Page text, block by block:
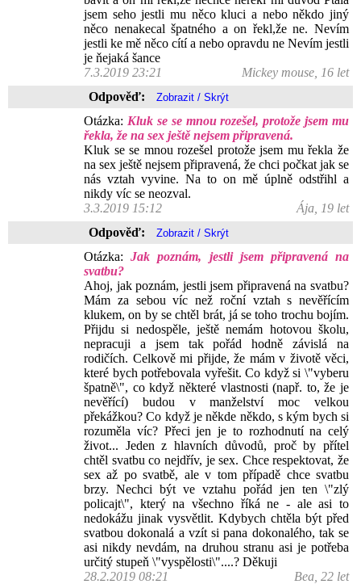
jsem seho jestli mu něco kluci a nebo někdo jiný
něco nenakecal špatného a on řekl,že ne. Nevím
jestli ke mě něco cítí a nebo opravdu ne Nevím jestli
je ňejaká šance
7.3.2019 23:21
Mickey mouse, 16 let
Odpověď:
Otázka: Kluk se se mnou rozešel, protože jsem mu
řekla, že na sex ještě nejsem připravená.
Kluk se se mnou rozešel protože jsem mu řekla že
na sex ještě nejsem připravená, že chci počkat jak se
nás vztah vyvine. Na to on mě úplně odstřihl a
nikdy víc se neozval.
3.3.2019 15:12
Ája, 19 let
Odpověď:
Otázka:Jak poznám, jestli jsem připravená na
svatbu?
Ahoj, jak poznám, jestli jsem připravená na svatbu?
Mám za sebou víc než roční vztah s nevěřícím
klukem, on by se chtěl brát, já se toho trochu bojím.
Přijdu si nedospěle, ještě nemám hotovou školu,
nepracuji a jsem tak pořád hodně závislá na
rodičích. Celkově mi přijde, že mám v životě věci,
které bych potřebovala vyřešit. Co když si \"vyberu
špatně\", co když některé vlastnosti (např. to, že je
nevěřící) budou v manželství moc velkou
překážkou? Co když je někde někdo, s kým bych si
rozuměla víc? Přeci jen je to rozhodnutí na celý
život... Jeden z hlavních důvodů, proč by přítel
chtěl svatbu co nejdřív, je sex. Chce respektovat, že
sex až po svatbě, ale v tom případě chce svatbu
brzy. Nechci být ve vztahu pořád jen ten \"zlý
policajt\", který na všechno říká ne - ale asi to
nedokážu jinak vysvětlit. Kdybych chtěla být před
svatbou dokonalá a vzít si pana dokonalého, tak se
asi nikdy nevdám, na druhou stranu asi je potřeba
určitý stupeň \"vyspělosti\"....? Děkuji
28.2.2019 08:21
Bea, 22 let